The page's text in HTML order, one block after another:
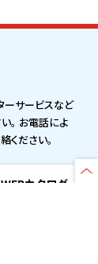
ーサービスなど
。 お電話によ
ください。
WEBカタログ